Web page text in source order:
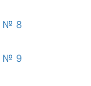
№ 8
№ 9